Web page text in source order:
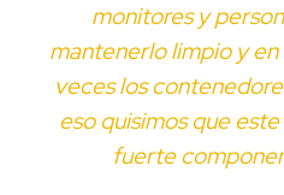
monitores y
mantenerlo limpio y
veces los
eso quisimos que
fuerte